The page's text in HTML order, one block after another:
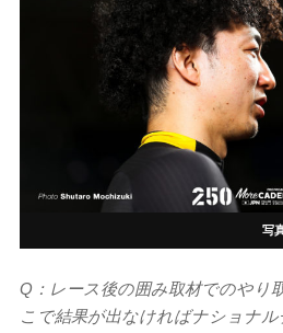
写
Q：レース後の囲み取材でのやり
こで結果が出なければナショナ